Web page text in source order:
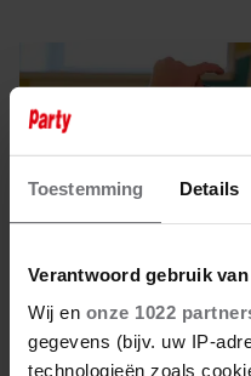
Toestemming Details
Verantwoord gebruik
Wij en onze 1022
gegevens (bijv. uw IP-
technologieën zoals